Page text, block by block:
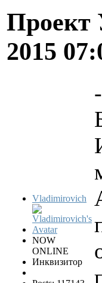
2015
Vladimirovich
NOW
ONLINE
Инквизитор